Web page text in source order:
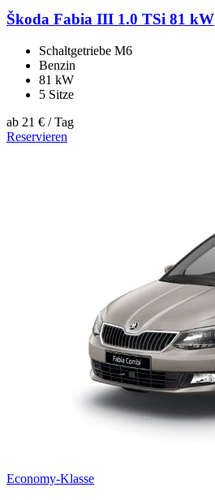
Škoda Fabia III 1.0 TSi 81 kW
Schaltgetriebe M6
Benzin
81 kW
5 Sitze
ab 21 € / Tag
Reservieren
Economy-Klasse